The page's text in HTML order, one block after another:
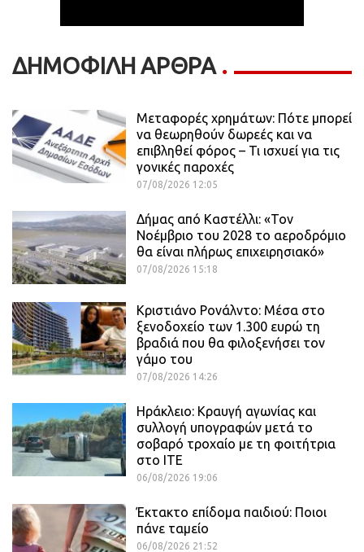
ΔΗΜΟΦΙΛΗ ΑΡΘΡΑ
Μεταφορές χρημάτων: Πότε μπορεί
να θεωρηθούν δωρεές και να
επιβληθεί φόρος – Τι ισχυεί για τις
γονικές παροχές
07/08/2026 12:05
Δήμας από Καστέλλι: «Τον
Νοέμβριο του 2028 το αεροδρόμιο
θα είναι πλήρως επιχειρησιακό»
07/08/2026 15:18
Κριστιάνο Ρονάλντο: Μέσα στο
ξενοδοχείο των 1.300 ευρώ τη
βραδιά που θα φιλοξενήσει τον
γάμο του
07/08/2026 14:26
Ηράκλειο: Κραυγή αγωνίας και
συλλογή υπογραφών μετά το
σοβαρό τροχαίο με τη φοιτήτρια
στο ΙΤΕ
06/08/2026 19:06
Έκτακτο επίδομα παιδιού: Ποιοι
πάνε ταμείο
06/08/2026 21:52